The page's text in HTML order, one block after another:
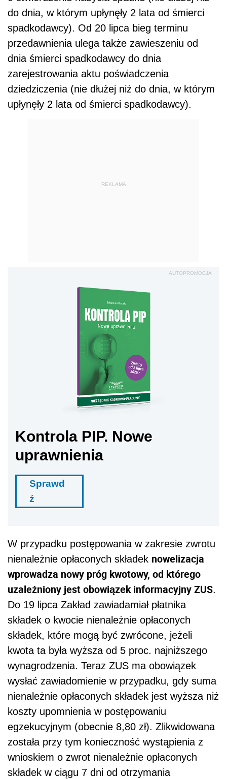
do dnia, w którym upłynęły 2 lata od śmierci
spadkodawcy). Od 20 lipca bieg terminu
przedawnienia ulega także zawieszeniu od
dnia śmierci spadkodawcy do dnia
zarejestrowania aktu poświadczenia
dziedziczenia (nie dłużej niż do dnia, w którym
upłynęły 2 lata od śmierci spadkodawcy).
REKLAMA
AUTOPROMOCJA
Kontrola PIP. Nowe
uprawnienia
Sprawd
ź
W przypadku postępowania w zakresie zwrotu
nienależnie opłaconych składek nowelizacja
wprowadza nowy próg kwotowy, od którego
uzależniony jest obowiązek informacyjny ZUS.
Do 19 lipca Zakład zawiadamiał płatnika
składek o kwocie nienależnie opłaconych
składek, które mogą być zwrócone, jeżeli
kwota ta była wyższa od 5 proc. najniższego
wynagrodzenia. Teraz ZUS ma obowiązek
wysłać zawiadomienie w przypadku, gdy suma
nienależnie opłaconych składek jest wyższa niż
koszty upomnienia w postępowaniu
egzekucyjnym (obecnie 8,80 zł). Zlikwidowana
została przy tym konieczność wystąpienia z
wnioskiem o zwrot nienależnie opłaconych
składek w ciągu 7 dni od otrzymania